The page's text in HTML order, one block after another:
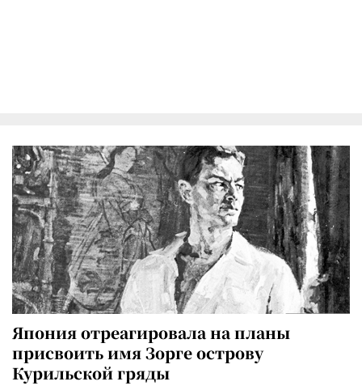
Япония отреагировала на планы
присвоить имя Зорге острову
Курильской гряды